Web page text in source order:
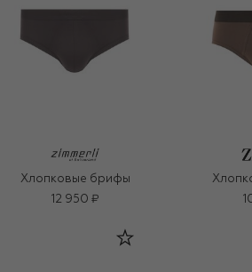
Хлопковые брифы
12 950 ₽